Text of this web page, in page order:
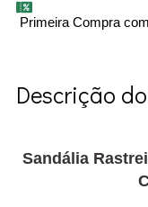
Primeira Compra
Descrição
Sandália